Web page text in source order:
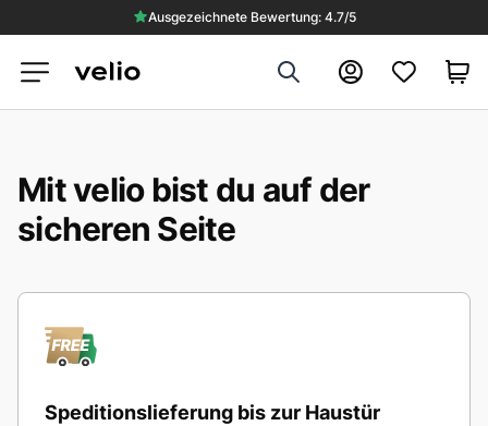
Ausgezeichnete Bewertung: 4.7/5
Search Konto
Mit velio bist du auf der
sicheren Seite
Speditionslieferung bis zur Haustür